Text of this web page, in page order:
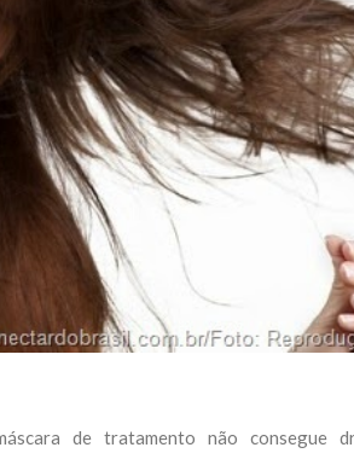
de tratamento não consegue